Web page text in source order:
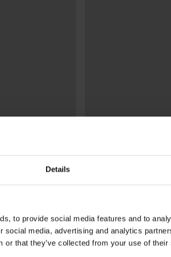
Details
to provide social media features and to
social media, advertising and analytics
or that they’ve collected from your use of
nevyztužená
1 149 Kč
Podprsenka Spacer
5
125x
4
3x